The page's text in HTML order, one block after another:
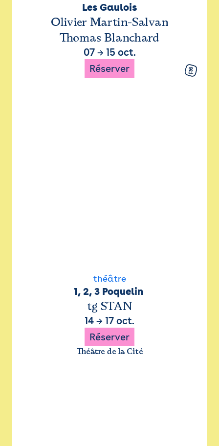
Les Gaulois
Olivier Martin-Salvan
Thomas Blanchard
07→ 15 oct.
Réserver
théâtre
1, 2, 3 Poquelin
tg STAN
14 → 17 oct.
Réserver
Théâtre de la Cité